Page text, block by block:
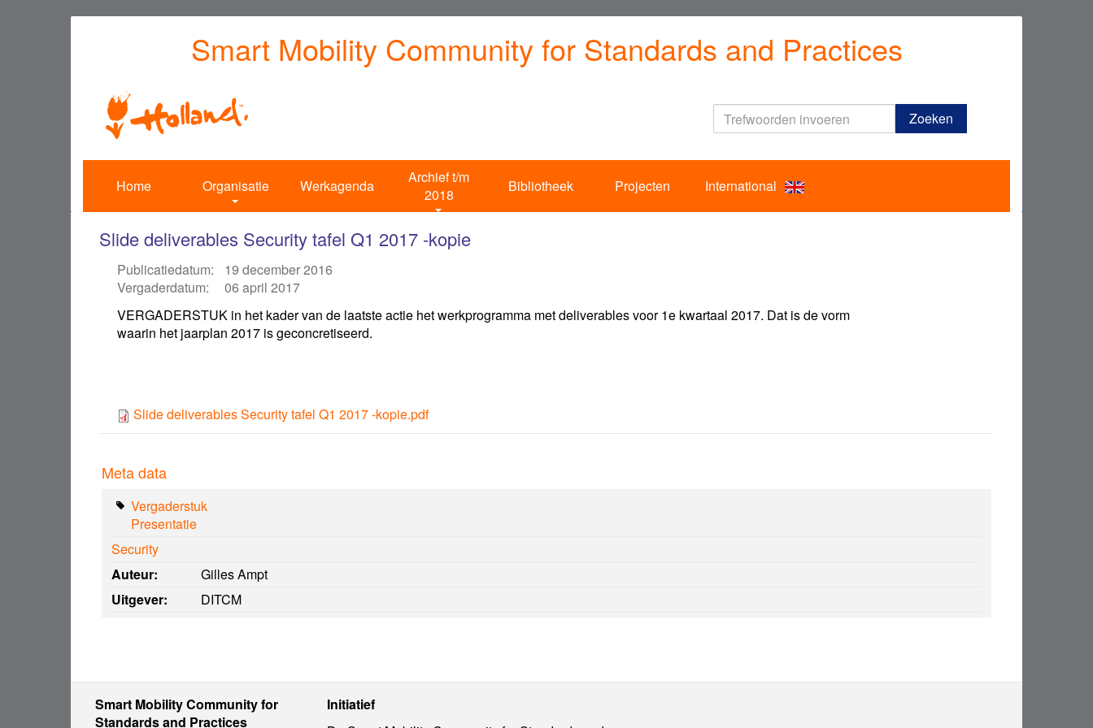
Smart Mobility Community for Standards and Practices
Trefwoorden
invoeren
Zoeken
Home Organisatie Werkagenda
Archief t/m
2018
Bibliotheek Projecten International
Slide deliverables Security tafel Q1 2017 -kopie
Publicatiedatum:
19 december 2016
Vergaderdatum:
06 april 2017
VERGADERSTUK in het kader van de laatste actie het werkprogramma met deliverables voor 1e kwartaal 2017. Dat is de vorm
waarin het jaarplan 2017 is geconcretiseerd.
Slide deliverables Security tafel Q1 2017 -kopie.pdf
Meta data
Vergaderstuk
Presentatie
Security
Auteur:
Gilles Ampt
Uitgever:
DITCM
Smart Mobility Community for
Standards and Practices
Initiatief